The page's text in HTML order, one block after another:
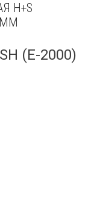
H+S
(E-2000)